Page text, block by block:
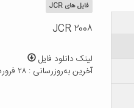
فایل های JCR
JCR ۲۰۰۸
لینک دانلود فایل
آخرین به‌روزرسانی : ۲۸ فروردین ۱۳۹۸